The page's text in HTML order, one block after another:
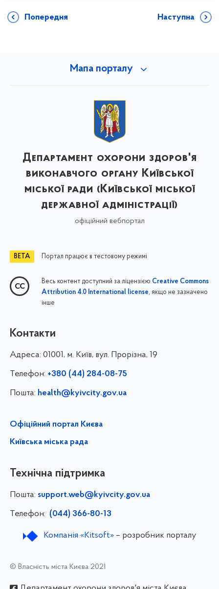
Попередня Наступна
Мапа порталу
Департамент охорони здоров'я
виконавчого органу Київської
міської ради (Київської міської
державної адміністрації)
офіційний вебпортал
Портал працює в тестовому режимі
Весь контент доступний за ліцензією Creative Commons
Attribution 4.0 International license, якщо не зазначено
інше
Контакти
Адреса: 01001, м. Київ, вул. Прорізна, 19
Телефон: +380 (44) 284-08-75
Пошта: health@kyivcity.gov.ua
Офіційний портал Києва
Київська міська рада
Технічна підтримка
Пошта: support.web@kyivcity.gov.ua
Телефон: (044) 366-80-13
Компанія «Kitsoft»– розробник порталу
© Власність міста Києва 2021